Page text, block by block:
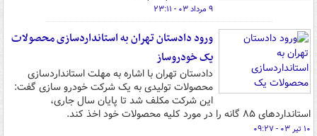
۹ مرداد ۰۳ - ۲۳:۱۱
ورود دادستان تهران به استانداردسازی محصولات
یک خودروساز
دادستان تهران با اشاره به مهلت استانداردسازی
محصولات تولیدی به یک شرکت خودرو سازی گفت:
این شرکت مکلف شد تا پایان سال جاری،
استانداردهای ۸۵ گانه را در مورد کلیه محصولات خود اخذ کند.
۱۰ تیر ۰۳ - ۰۹:۲۷